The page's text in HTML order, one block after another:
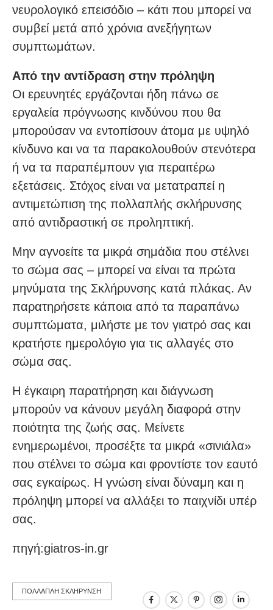
νευρολογικό επεισόδιο – κάτι που μπορεί να
συμβεί μετά από χρόνια ανεξήγητων
συμπτωμάτων.
Από την αντίδραση στην πρόληψη
Οι ερευνητές εργάζονται ήδη πάνω σε
εργαλεία πρόγνωσης κινδύνου που θα
μπορούσαν να εντοπίσουν άτομα με υψηλό
κίνδυνο και να τα παρακολουθούν στενότερα
ή να τα παραπέμπουν για περαιτέρω
εξετάσεις. Στόχος είναι να μετατραπεί η
αντιμετώπιση της πολλαπλής σκλήρυνσης
από αντιδραστική σε προληπτική.
Μην αγνοείτε τα μικρά σημάδια που στέλνει
το σώμα σας – μπορεί να είναι τα πρώτα
μηνύματα της Σκλήρυνσης κατά πλάκας. Αν
παρατηρήσετε κάποια από τα παραπάνω
συμπτώματα, μιλήστε με τον γιατρό σας και
κρατήστε ημερολόγιο για τις αλλαγές στο
σώμα σας.
Η έγκαιρη παρατήρηση και διάγνωση
μπορούν να κάνουν μεγάλη διαφορά στην
ποιότητα της ζωής σας. Μείνετε
ενημερωμένοι, προσέξτε τα μικρά «σινιάλα»
που στέλνει το σώμα και φροντίστε τον εαυτό
σας εγκαίρως. Η γνώση είναι δύναμη και η
πρόληψη μπορεί να αλλάξει το παιχνίδι υπέρ
σας.
πηγή:giatros-in.gr
ΠΟΛΛΑΠΛΗ ΣΚΛΗΡΥΝΣΗ